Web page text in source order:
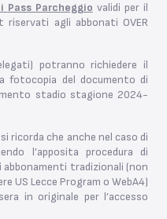
Pass Parcheggio validi per il
riservati agli abbonati OVER
potranno richiedere il
fotocopia del documento di
stadio stagione 2024-
ricorda che anche nel caso di
l’apposita procedura di
tradizionali (non
US Lecce Program o WebA4)
in originale per l’accesso